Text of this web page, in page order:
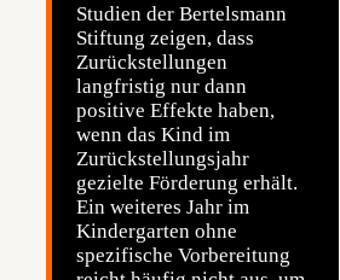
Studien der Bertelsmann
Stiftung zeigen, dass
Zurückstellungen
langfristig nur dann
positive Effekte haben,
wenn das Kind im
Zurückstellungsjahr
gezielte Förderung erhält.
Ein weiteres Jahr im
Kindergarten ohne
spezifische Vorbereitung